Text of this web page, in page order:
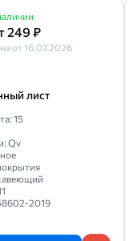
249 ₽
от 16.07.2026
лист
15
Qv
2019